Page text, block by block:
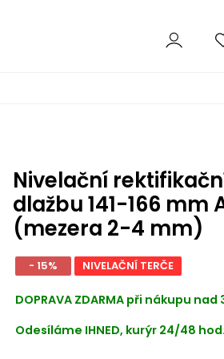
Nivelační
dlažbu 141-166 mm
(mezera 2-4 mm)
- 15% NIVELAČNÍ TERČE
DOPRAVA ZDARMA při nákupu nad
Odesíláme IHNED, kurýr 24/48 hod.